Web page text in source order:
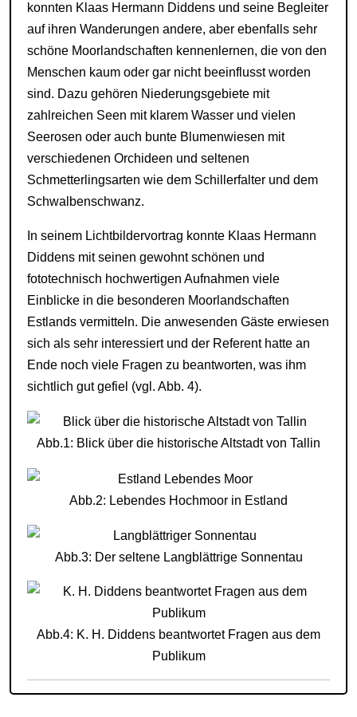
konnten Klaas Hermann Diddens und seine Begleiter
auf ihren Wanderungen andere, aber ebenfalls sehr
schöne Moorlandschaften kennenlernen, die von den
Menschen kaum oder gar nicht beeinflusst worden
sind. Dazu gehören Niederungsgebiete mit
zahlreichen Seen mit klarem Wasser und vielen
Seerosen oder auch bunte Blumenwiesen mit
verschiedenen Orchideen und seltenen
Schmetterlingsarten wie dem Schillerfalter und dem
Schwalbenschwanz.
In seinem Lichtbildervortrag konnte Klaas Hermann
Diddens mit seinen gewohnt schönen und
fototechnisch hochwertigen Aufnahmen viele
Einblicke in die besonderen Moorlandschaften
Estlands vermitteln. Die anwesenden Gäste erwiesen
sich als sehr interessiert und der Referent hatte an
Ende noch viele Fragen zu beantworten, was ihm
sichtlich gut gefiel (vgl. Abb. 4).
Abb.1: Blick über die historische Altstadt von Tallin
Abb.2: Lebendes Hochmoor in Estland
Abb.3: Der seltene Langblättrige Sonnentau
Abb.4: K. H. Diddens beantwortet Fragen aus dem
Publikum